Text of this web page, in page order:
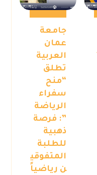
جامعة
عمان
العربية
تطلق
“منح
سفراء
الرياضة
”: فرصة
ذهبية
للطلبة
المتفوقي
ن رياضياً